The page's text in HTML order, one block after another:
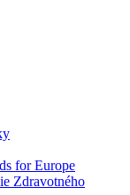
for Europe
Zdravotného